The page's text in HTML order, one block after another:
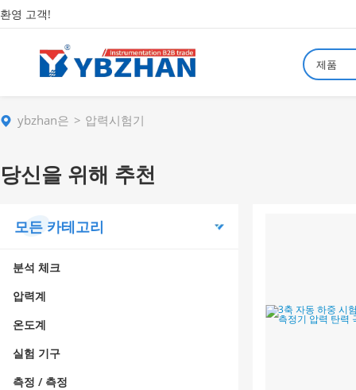
환영 고객!
제품
ybzhan은 압력시험기
당신을 위해 추천
모든 카테고리
분석 체크
압력계
온도계
실험 기구
측정 / 측정